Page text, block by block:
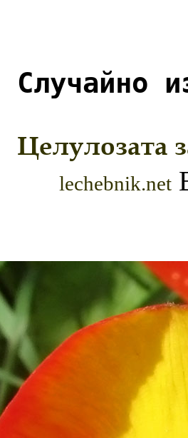
Случайно
Целулозата
lechebnik.net